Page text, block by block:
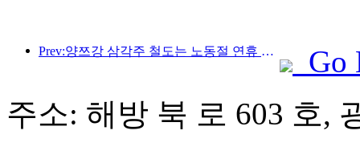
Prev:양쯔강 삼각주 철도는 노동절 연휴 기간 동안 2,138만 명이 넘는 승객을 수송했습니다.
Go
주소: 해방 북 로 603 호,